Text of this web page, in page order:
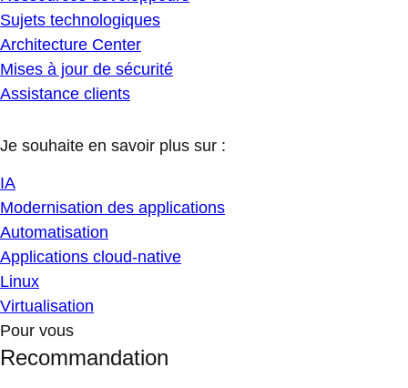
Sujets technologiques
Architecture Center
Mises à jour de sécurité
Assistance clients
Je souhaite en savoir plus sur :
IA
Modernisation des applications
Automatisation
Applications cloud-native
Linux
Virtualisation
Pour vous
Recommandation